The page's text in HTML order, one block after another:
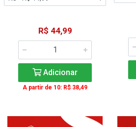
R$ 44,99
Adicionar
A partir de 10: R$ 38,49